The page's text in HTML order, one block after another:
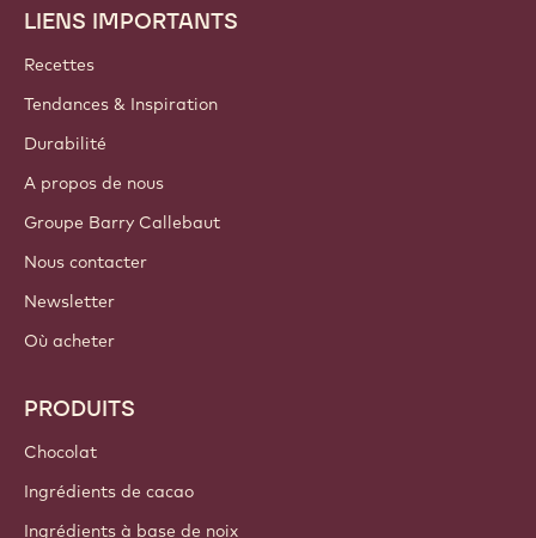
Footer
Callebaut
LIENS IMPORTANTS
Recettes
Tendances & Inspiration
Durabilité
A propos de nous
Groupe Barry Callebaut
Nous contacter
Newsletter
Où acheter
PRODUITS
Chocolat
Ingrédients de cacao
Ingrédients à base de noix